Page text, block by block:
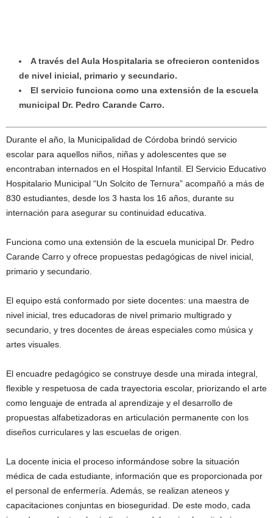
A través del Aula Hospitalaria se ofrecieron contenidos
de nivel inicial, primario y secundario.
El servicio funciona como una extensión de la escuela
municipal Dr. Pedro Carande Carro.
Durante el año, la Municipalidad de Córdoba brindó servicio
escolar para aquellos niños, niñas y adolescentes que se
encontraban internados en el Hospital Infantil. El Servicio Educativo
Hospitalario Municipal “Un Solcito de Ternura” acompañó a más de
830 estudiantes, desde los 3 hasta los 16 años, durante su
internación para asegurar su continuidad educativa.
Funciona como una extensión de la escuela municipal Dr. Pedro
Carande Carro y ofrece propuestas pedagógicas de nivel inicial,
primario y secundario.
El equipo está conformado por siete docentes: una maestra de
nivel inicial, tres educadoras de nivel primario multigrado y
secundario, y tres docentes de áreas especiales como música y
artes visuales.
El encuadre pedagógico se construye desde una mirada integral,
flexible y respetuosa de cada trayectoria escolar, priorizando el arte
como lenguaje de entrada al aprendizaje y el desarrollo de
propuestas alfabetizadoras en articulación permanente con los
diseños curriculares y las escuelas de origen.
La docente inicia el proceso informándose sobre la situación
médica de cada estudiante, información que es proporcionada por
el personal de enfermería. Además, se realizan ateneos y
capacitaciones conjuntas en bioseguridad. De este modo, cada